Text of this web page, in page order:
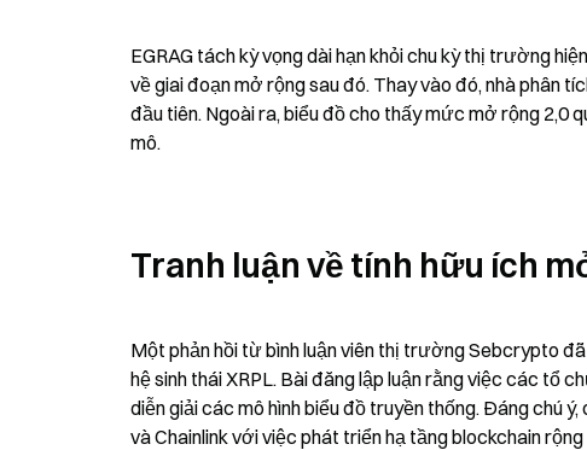
EGRAG tách kỳ vọng dài hạn khỏi chu kỳ thị trường
về giai đoạn mở rộng sau đó. Thay vào đó, nhà phân
đầu tiên. Ngoài ra, biểu đồ cho thấy mức mở rộng 2,0
mô.
Tranh luận về tính hữu ích
Một phản hồi từ bình luận viên thị trường Sebcrypto
hệ sinh thái XRPL. Bài đăng lập luận rằng việc các tổ
diễn giải các mô hình biểu đồ truyền thống. Đáng chú
và Chainlink với việc phát triển hạ tầng blockchain